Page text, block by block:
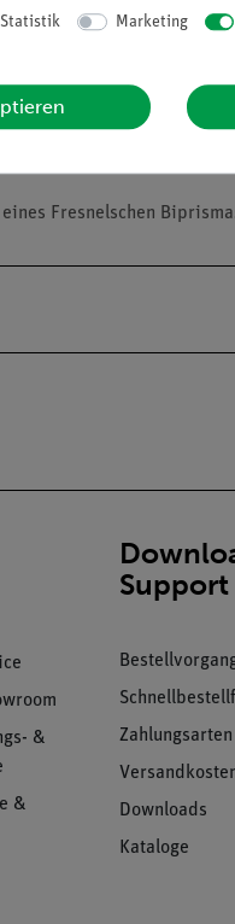
Optik
Fresnelschen
&
&
Support
Zahlungsarten
Downloads
Kataloge
Statistik Marketing